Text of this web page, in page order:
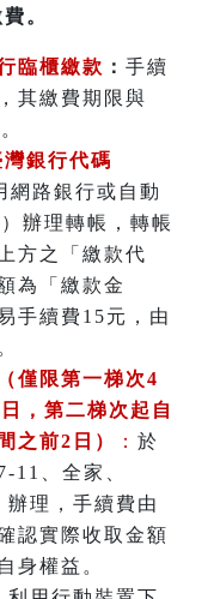
。
臨櫃繳款 ： 手續
其繳費期限與
銀行代碼
網路銀行或自動
辦理轉帳，轉帳
方之「繳款代
為「繳款金
手續費15元，由
僅限第一梯次4
，第二梯次起自
之前2日）
： 於
11、全家、
辦理 ， 手續費由
認實際收取金額
身權益。